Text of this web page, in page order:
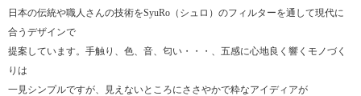
日本の伝統や職人さんの技術をSyuRo（シュロ）のフィルターを通して現代に
合うデザインで
提案しています。手触り、色、音、匂い・・・、五感に心地良く響くモノづく
りは
一見シンプルですが、見えないところにささやかで粋なアイディアが